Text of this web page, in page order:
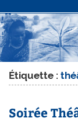
Étiquette :
Soirée